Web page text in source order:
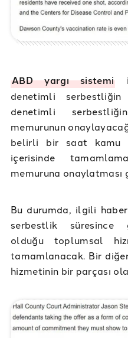
ABD yargı sistemi
denetimli
denetimli
memurunun
belirli bir saat kamu
içerisinde
memuruna onaylatması
Bu durumda, ilgili
serbestlik süresince
olduğu toplumsal
tamamlanacak. Bir
hizmetinin bir parçası